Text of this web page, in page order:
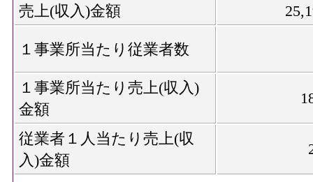
売上(収入)金額
１事業所当たり従業者数
１事業所当たり売上(収入)
金額
従業者１人当たり売上(収
入)金額